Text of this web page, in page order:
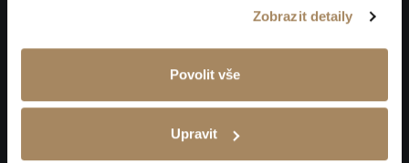
Zobrazit detaily
Povolit vše
Upravit